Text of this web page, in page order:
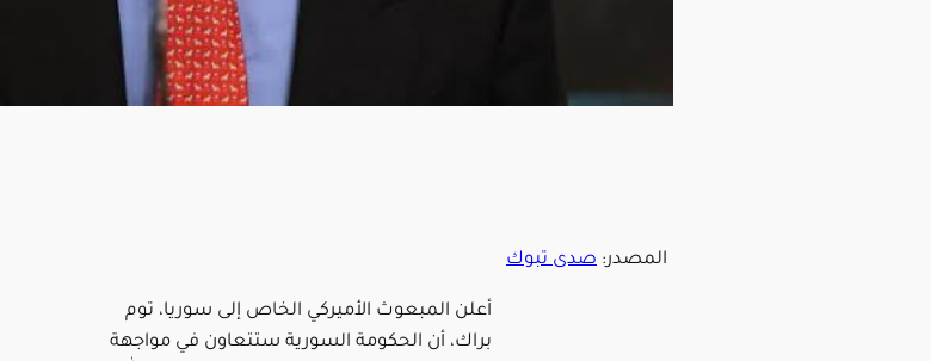
المصدر: صدى تبوك
أعلن المبعوث الأميركي الخاص إلى سوريا، توم
براك، أن الحكومة السورية ستتعاون في مواجهة